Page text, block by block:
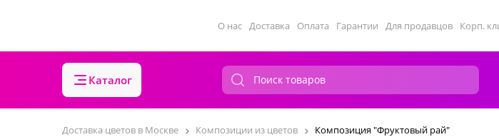
О нас Доставка Оплата Гарантии Для продавцов Корп.
Каталог
Доставка цветов в Москве Композиции из цветов Композиция "Фруктовый рай"